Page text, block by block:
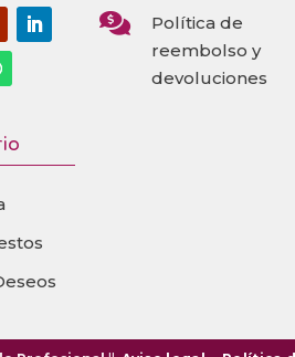

Política de
reembolso y
devoluciones